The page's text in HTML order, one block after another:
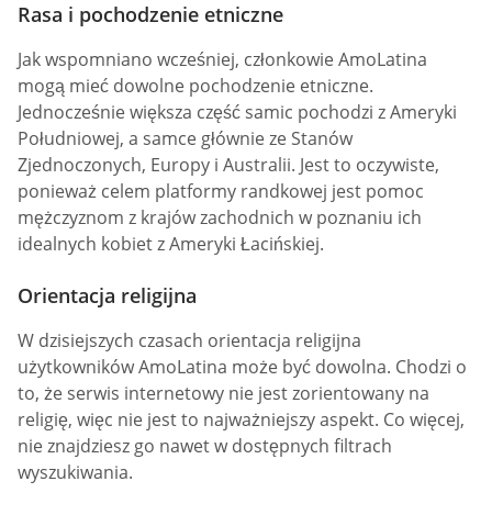
Rasa i pochodzenie etniczne
Jak wspomniano wcześniej, członkowie AmoLatina
mogą mieć dowolne pochodzenie etniczne.
Jednocześnie większa część samic pochodzi z Ameryki
Południowej, a samce głównie ze Stanów
Zjednoczonych, Europy i Australii. Jest to oczywiste,
ponieważ celem platformy randkowej jest pomoc
mężczyznom z krajów zachodnich w poznaniu ich
idealnych kobiet z Ameryki Łacińskiej.
Orientacja religijna
W dzisiejszych czasach orientacja religijna
użytkowników AmoLatina może być dowolna. Chodzi o
to, że serwis internetowy nie jest zorientowany na
religię, więc nie jest to najważniejszy aspekt. Co więcej,
nie znajdziesz go nawet w dostępnych filtrach
wyszukiwania.